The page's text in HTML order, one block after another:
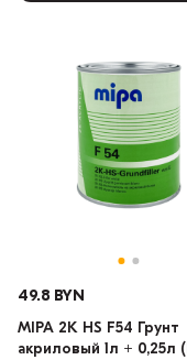
49.8 BYN
MIPA 2K HS F54 Грунт
акриловый 1л + 0,25л